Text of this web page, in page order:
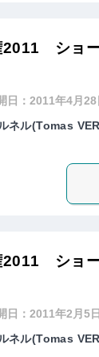
2011 ショ
日：2011年4月28
ネル(Tomas
2011 ショ
日：2011年2月5日
ネル(Tomas